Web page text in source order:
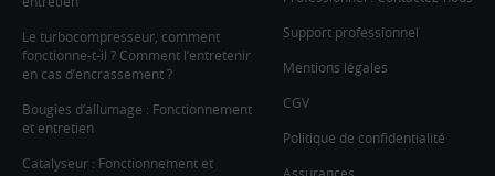
Le turbocompresseur, comment
fonctionne-t-il ? Comment l’entretenir
en cas d’encrassement ?
Bougies d’allumage : Fonctionnement
et entretien
Catalyseur : Fonctionnement et
Support professionnel
Mentions légales
CGV
Politique de confidentialité